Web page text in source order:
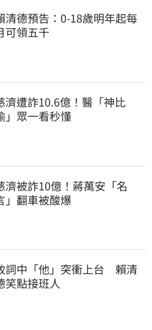
清德預告：0-18歲明年起每
可領五千
濟遭詐10.6億！醫「神比
」眾一看秒懂
濟被詐10億！蔣萬安「名
」翻車被酸爆
詞中「他」突衝上台　賴清
笑點接班人